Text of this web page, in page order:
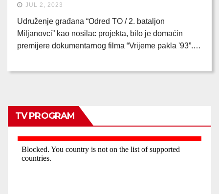
JUL 2, 2023
Udruženje građana “Odred TO / 2. bataljon
Miljanovci” kao nosilac projekta, bilo je domaćin
premijere dokumentarnog filma “Vrijeme pakla '93”.…
TV PROGRAM